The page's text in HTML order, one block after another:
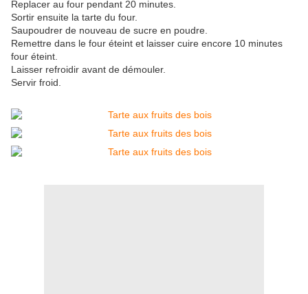
Replacer au four pendant 20 minutes.
Sortir ensuite la tarte du four.
Saupoudrer de nouveau de sucre en poudre.
Remettre dans le four éteint et laisser cuire encore 10 minutes
four éteint.
Laisser refroidir avant de démouler.
Servir froid.